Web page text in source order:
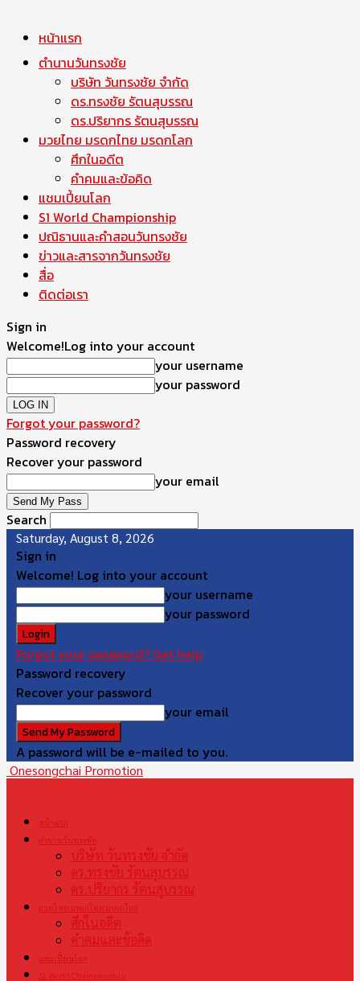
หน้าแรก
ตำนานวันทรงชัย
บริษัท วันทรงชัย จำกัด
ดร.ทรงชัย รัตนสุบรรณ
ดร.ปริยากร รัตนสุบรรณ
มวยไทย มรดกไทย มรดกโลก
ศึกในอดีต
คำคมและข้อคิด
แชมเปี้ยนโลก
S1 World Championship
ปณิธานและคำสอนวันทรงชัย
ข่าวและสารจากวันทรงชัย
สื่อ
ติดต่อเรา
Sign in
Welcome!Log into your account
your username
your password
Forgot your password?
Password recovery
Recover your password
your email
Search
Saturday, August 8, 2026
Sign in
Welcome! Log into your account
your username
your password
Forgot your password? Get help
Password recovery
Recover your password
your email
A password will be e-mailed to you.
Onesongchai Promotion
หน้าแรก
ตำนานวันทรงชัย
บริษัท วันทรงชัย จำกัด
ดร.ทรงชัย รัตนสุบรรณ
ดร.ปริยากร รัตนสุบรรณ
มวยไทย มรดกไทย มรดกโลก
ศึกในอดีต
คำคมและข้อคิด
แชมเปี้ยนโลก
S1 World Championship